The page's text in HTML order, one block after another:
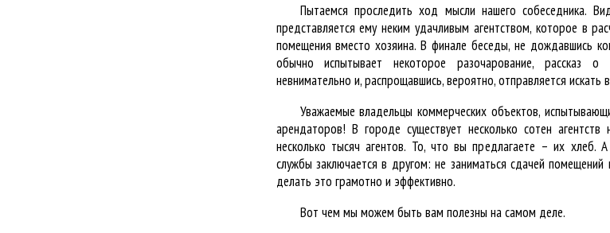
Пытаемся проследить ход мысли нашего собеседника.
представляется ему неким удачливым агентством, которое в
помещения вместо хозяина. В финале беседы, не дождавшись
обычно испытывает некоторое разочарование, рассказ о
невнимательно и, распрощавшись, вероятно, отправляется
Уважаемые владельцы коммерческих объектов,
арендаторов! В городе существует несколько сотен
несколько тысяч агентов. То, что вы предлагаете – их хлеб.
службы заключается в другом: не заниматься сдачей
делать это грамотно и эффективно.
Вот чем мы можем быть вам полезны на самом деле.